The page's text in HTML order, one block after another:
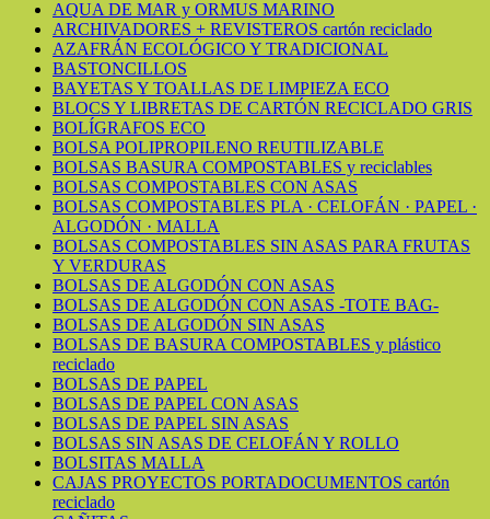
AQUA DE MAR y ORMUS MARINO
ARCHIVADORES + REVISTEROS cartón reciclado
AZAFRÁN ECOLÓGICO Y TRADICIONAL
BASTONCILLOS
BAYETAS Y TOALLAS DE LIMPIEZA ECO
BLOCS Y LIBRETAS DE CARTÓN RECICLADO GRIS
BOLÍGRAFOS ECO
BOLSA POLIPROPILENO REUTILIZABLE
BOLSAS BASURA COMPOSTABLES y reciclables
BOLSAS COMPOSTABLES CON ASAS
BOLSAS COMPOSTABLES PLA · CELOFÁN · PAPEL ·
ALGODÓN · MALLA
BOLSAS COMPOSTABLES SIN ASAS PARA FRUTAS
Y VERDURAS
BOLSAS DE ALGODÓN CON ASAS
BOLSAS DE ALGODÓN CON ASAS -TOTE BAG-
BOLSAS DE ALGODÓN SIN ASAS
BOLSAS DE BASURA COMPOSTABLES y plástico
reciclado
BOLSAS DE PAPEL
BOLSAS DE PAPEL CON ASAS
BOLSAS DE PAPEL SIN ASAS
BOLSAS SIN ASAS DE CELOFÁN Y ROLLO
BOLSITAS MALLA
CAJAS PROYECTOS PORTADOCUMENTOS cartón
reciclado